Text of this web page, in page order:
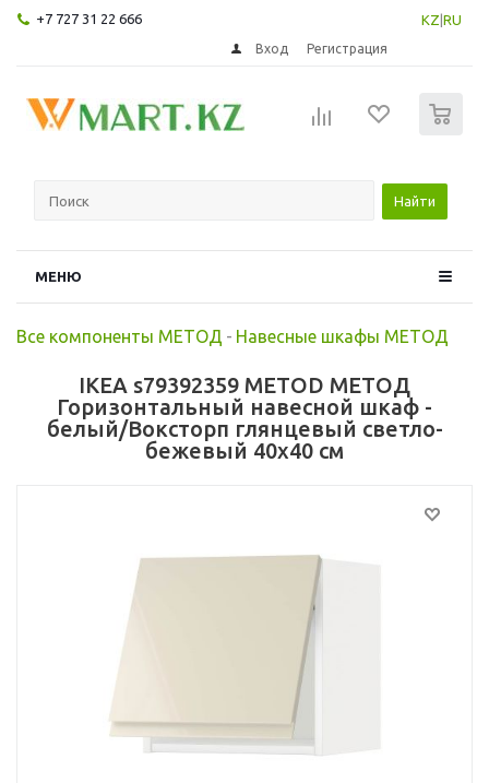
+7 727 31 22 666 KZ RU
Вход Регистрация
Найти
МЕНЮ
Все компоненты МЕТОД - Навесные шкафы МЕТОД
IKEA s79392359 METOD МЕТОД
Горизонтальный навесной шкаф -
белый/Воксторп глянцевый светло-
бежевый 40x40 см